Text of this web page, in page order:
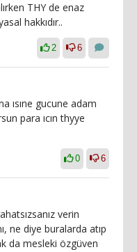
THY de enaz
hakkıdır..
2 6
ısıne gucune adam
para ıcın thyye
0 6
verin
ne diye buralarda atıp
da mesleki özgüven